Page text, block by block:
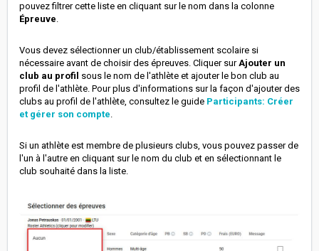
pouvez filtrer cette liste en cliquant sur le nom dans la colonne
Épreuve.
Vous devez sélectionner un club/établissement scolaire si
nécessaire avant de choisir des épreuves. Cliquer surAjouter un
club au profil sous le nom de l'athlète et ajouter le bon club au
profil de l'athlète. Pour plus d'informations sur la façon d'ajouter des
clubs au profil de l'athlète, consultez le guide Participants: Créer
et gérer son compte.
Si un athlète est membre de plusieurs clubs, vous pouvez passer de
l'un à l'autre en cliquant sur le nom du club et en sélectionnant le
club souhaité dans la liste.